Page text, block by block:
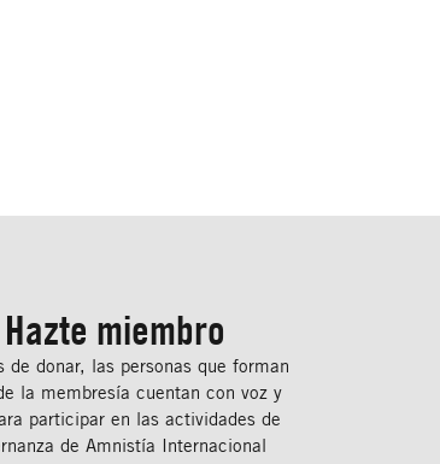
Hazte miembro
de donar, las personas que forman
la membresía cuentan con voz y
participar en las actividades de
de Amnistía Internacional